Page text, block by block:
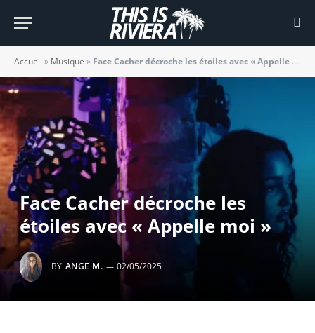
Accueil » Musique » Face Cacher décroche les étoiles avec « Appelle moi »
Face Cacher décroche les
étoiles avec « Appelle moi »
BY ANGE M. 02/05/2025